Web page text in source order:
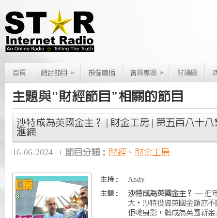
首頁 網台節目 » 視像直播 會員專區 » 討論區
主題與"財經節目"相關的節目
沙特成為英國金主？ | 財金工房 | 第五百八十八
滙網
16-06-2024 節目分類： 財經 、 財金工房
主持： Andy
主題： 沙特成為英國金主？ — 近
大，沙特投資英國金額亦
佢哋身影，勢成為英國新金